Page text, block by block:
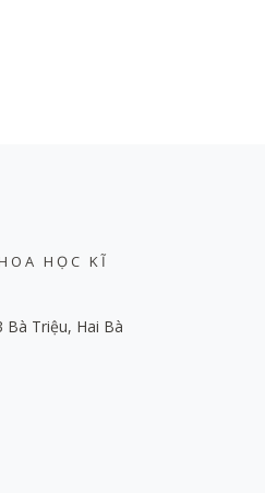
HỌC KĨ
Bà Triệu, Hai Bà